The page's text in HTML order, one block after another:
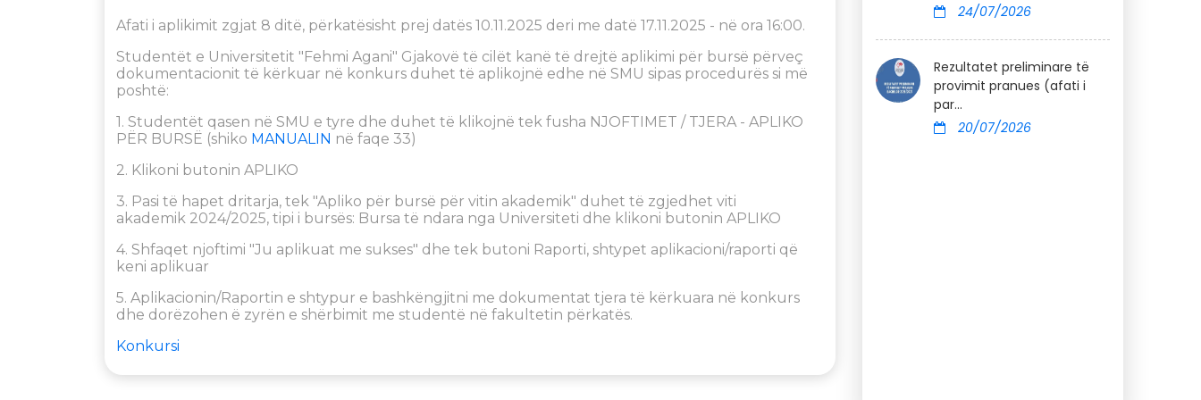
Afati i aplikimit zgjat 8 ditë, përkatësisht prej datës 10.11.2025 deri me datë 17.11.2025 - në ora 16:00.
Studentët e Universitetit "Fehmi Agani" Gjakovë të cilët kanë të drejtë aplikimi për bursë përveç
dokumentacionit të kërkuar në konkurs duhet të aplikojnë edhe në SMU sipas procedurës si më
poshtë:
1. Studentët qasen në SMU e tyre dhe duhet të klikojnë tek fusha NJOFTIMET / TJERA - APLIKO
PËR BURSË (shiko MANUALIN në faqe 33)
2. Klikoni butonin APLIKO
3. Pasi të hapet dritarja, tek "Apliko për bursë për vitin akademik" duhet të zgjedhet viti
akademik 2024/2025, tipi i bursës: Bursa të ndara nga Universiteti dhe klikoni butonin APLIKO
4. Shfaqet njoftimi "Ju aplikuat me sukses" dhe tek butoni Raporti, shtypet aplikacioni/raporti që
keni aplikuar
5. Aplikacionin/Raportin e shtypur e bashkëngjitni me dokumentat tjera të kërkuara në konkurs
dhe dorëzohen ë zyrën e shërbimit me studentë në fakultetin përkatës.
Konkursi
24/07/2026
Rezultatet preliminare të
provimit pranues (afati i
par...
20/07/2026